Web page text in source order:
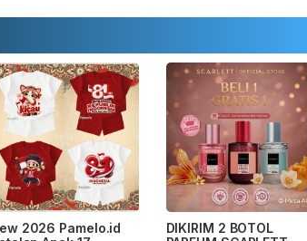
2026 Pamelo.id
DIKIRIM 2 BOTOL